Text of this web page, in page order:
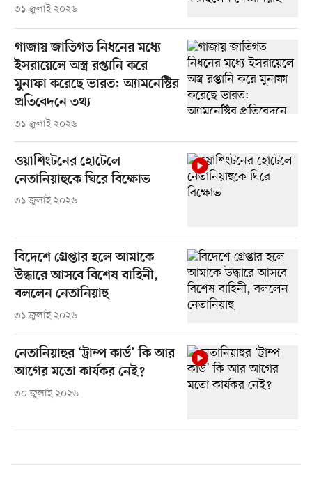
৩১ জুলাই ২০২৬
গাজায় জাতিগত নিধনের মধ্যে
ইসরায়েলে অস্ত্র রপ্তানি করে
মুনাফা করেছে ভারত: অ্যামনেস্টির
প্রতিবেদনে তথ্য
৩১ জুলাই ২০২৬
ওয়াশিংটনের হোটেলে
নেতানিয়াহুকে ঘিরে বিক্ষোভ
৩১ জুলাই ২০২৬
বিদেশে গ্রেপ্তার হলে আমাকে
উদ্ধারে আসবে বিশেষ বাহিনী,
বললেন নেতানিয়াহু
৩১ জুলাই ২০২৬
নেতানিয়াহুর ‘ট্রাম্প কার্ড’ কি আর
আগের মতো কার্যকর নেই?
৩০ জুলাই ২০২৬